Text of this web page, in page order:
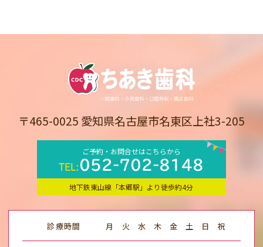
〒465-0025 愛知県名古屋市名東区上社3-205
ご予約・お問合せはこちらから
TEL: 052-702-8148
地下鉄東山線「本郷駅」より徒歩約4分
診療時間 月 火 水 木 金 土 日 祝